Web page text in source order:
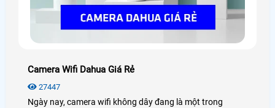
Camera Wifi Dahua Giá Rẻ
27447
Ngày nay, camera wifi không dây đang là một trong